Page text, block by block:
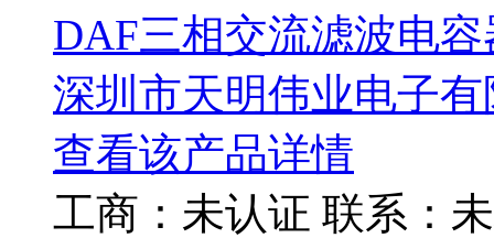
DAF三相交流滤波电容
深圳市天明伟业电子
查看该产品详情
工商： 未认证 联系：